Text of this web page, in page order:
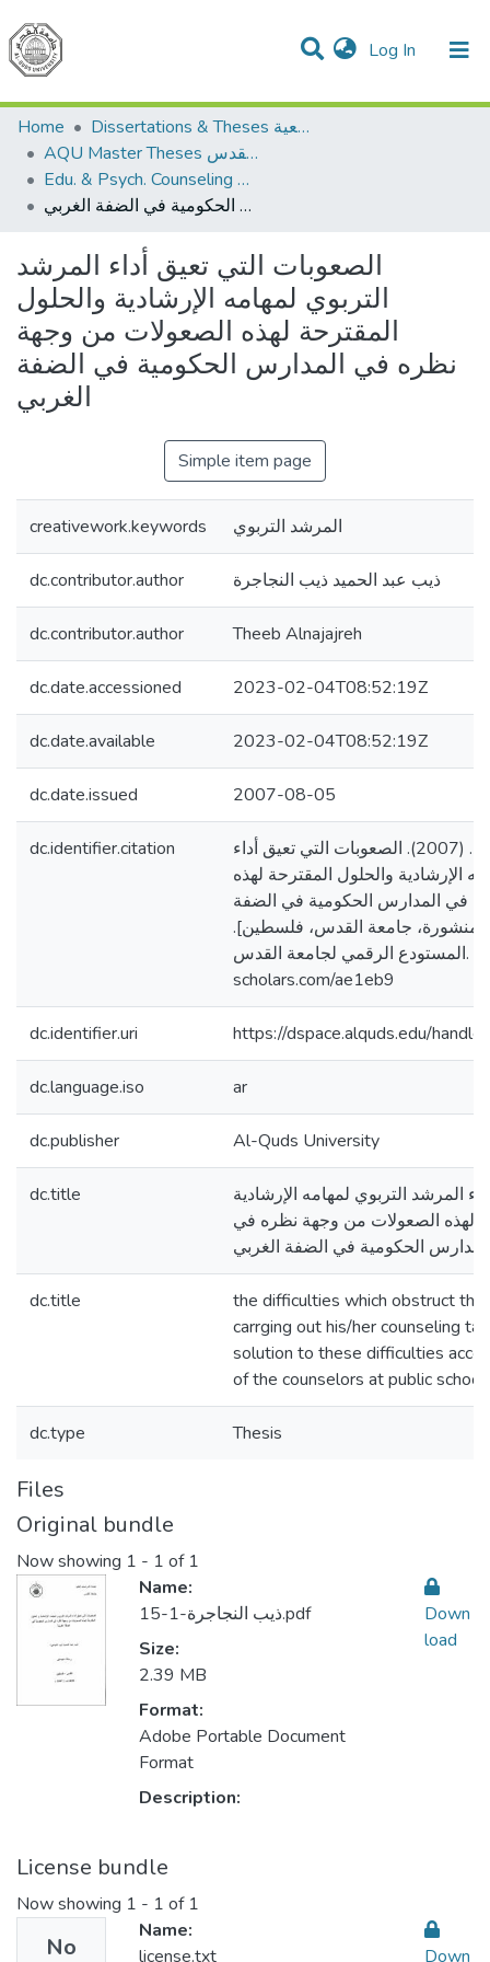
Log In (current)
Communities & Collections
All of DSpace
Home
Dissertations & Theses الرسائل الجامعية
AQU Master Theses الرسائل الجامعية الخاصة بجامعة القدس
Edu. & Psych. Counseling الإرشاد النفسي والتربوي
الصعوبات التي تعيق أداء المرشد التربوي لمهامه الإرشادية والحلول المقترحة لهذه الصعولات من وجهة نظره في المدارس الحكومية في الضفة الغربي
الصعوبات التي تعيق أداء المرشد
التربوي لمهامه الإرشادية والحلول
المقترحة لهذه الصعولات من وجهة
نظره في المدارس الحكومية في الضفة
الغربي
Simple item page
creativework.keywords المرشد التربوي
dc.contributor.author ذيب عبد الحميد ذيب النجاجرة
dc.contributor.author Theeb Alnajajreh
dc.date.accessioned 2023-02-04T08:52:19Z
dc.date.available 2023-02-04T08:52:19Z
dc.date.issued 2007-08-05
dc.identifier.citation
النجاجرة، ذيب عبد الحميد. (2007). الصعوبات التي تعيق أداء
الإرشادية والحلول المقترحة لهذه
في المدارس الحكومية في الضفة
منشورة، جامعة القدس، فلسطين].
المستودع الرقمي لجامعة القدس. https://arab-
scholars.com/ae1eb9
dc.identifier.uri https://dspace.alquds.edu/
dc.language.iso ar
dc.publisher Al-Quds University
dc.title
المرشد التربوي لمهامه الإرشادية
لهذه الصعولات من وجهة نظره في
الحكومية في الضفة الغربي
dc.title
the difficulties which obstruct the
carrging out his/her counseling
solution to these difficulties
of the counselors at public
dc.type Thesis
Files
Original bundle
Now showing 1 - 1 of 1
Name:
ذيب النجاجرة-1-15.pdf
Size:
2.39 MB
Format:
Adobe Portable Document
Format
Description:
Down
load
License bundle
Now showing 1 - 1 of 1
No
Name:
license.txt
Down